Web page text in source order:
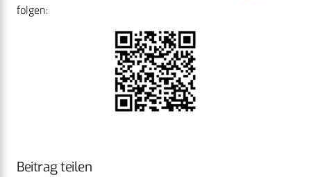
folgen:
Beitrag teilen